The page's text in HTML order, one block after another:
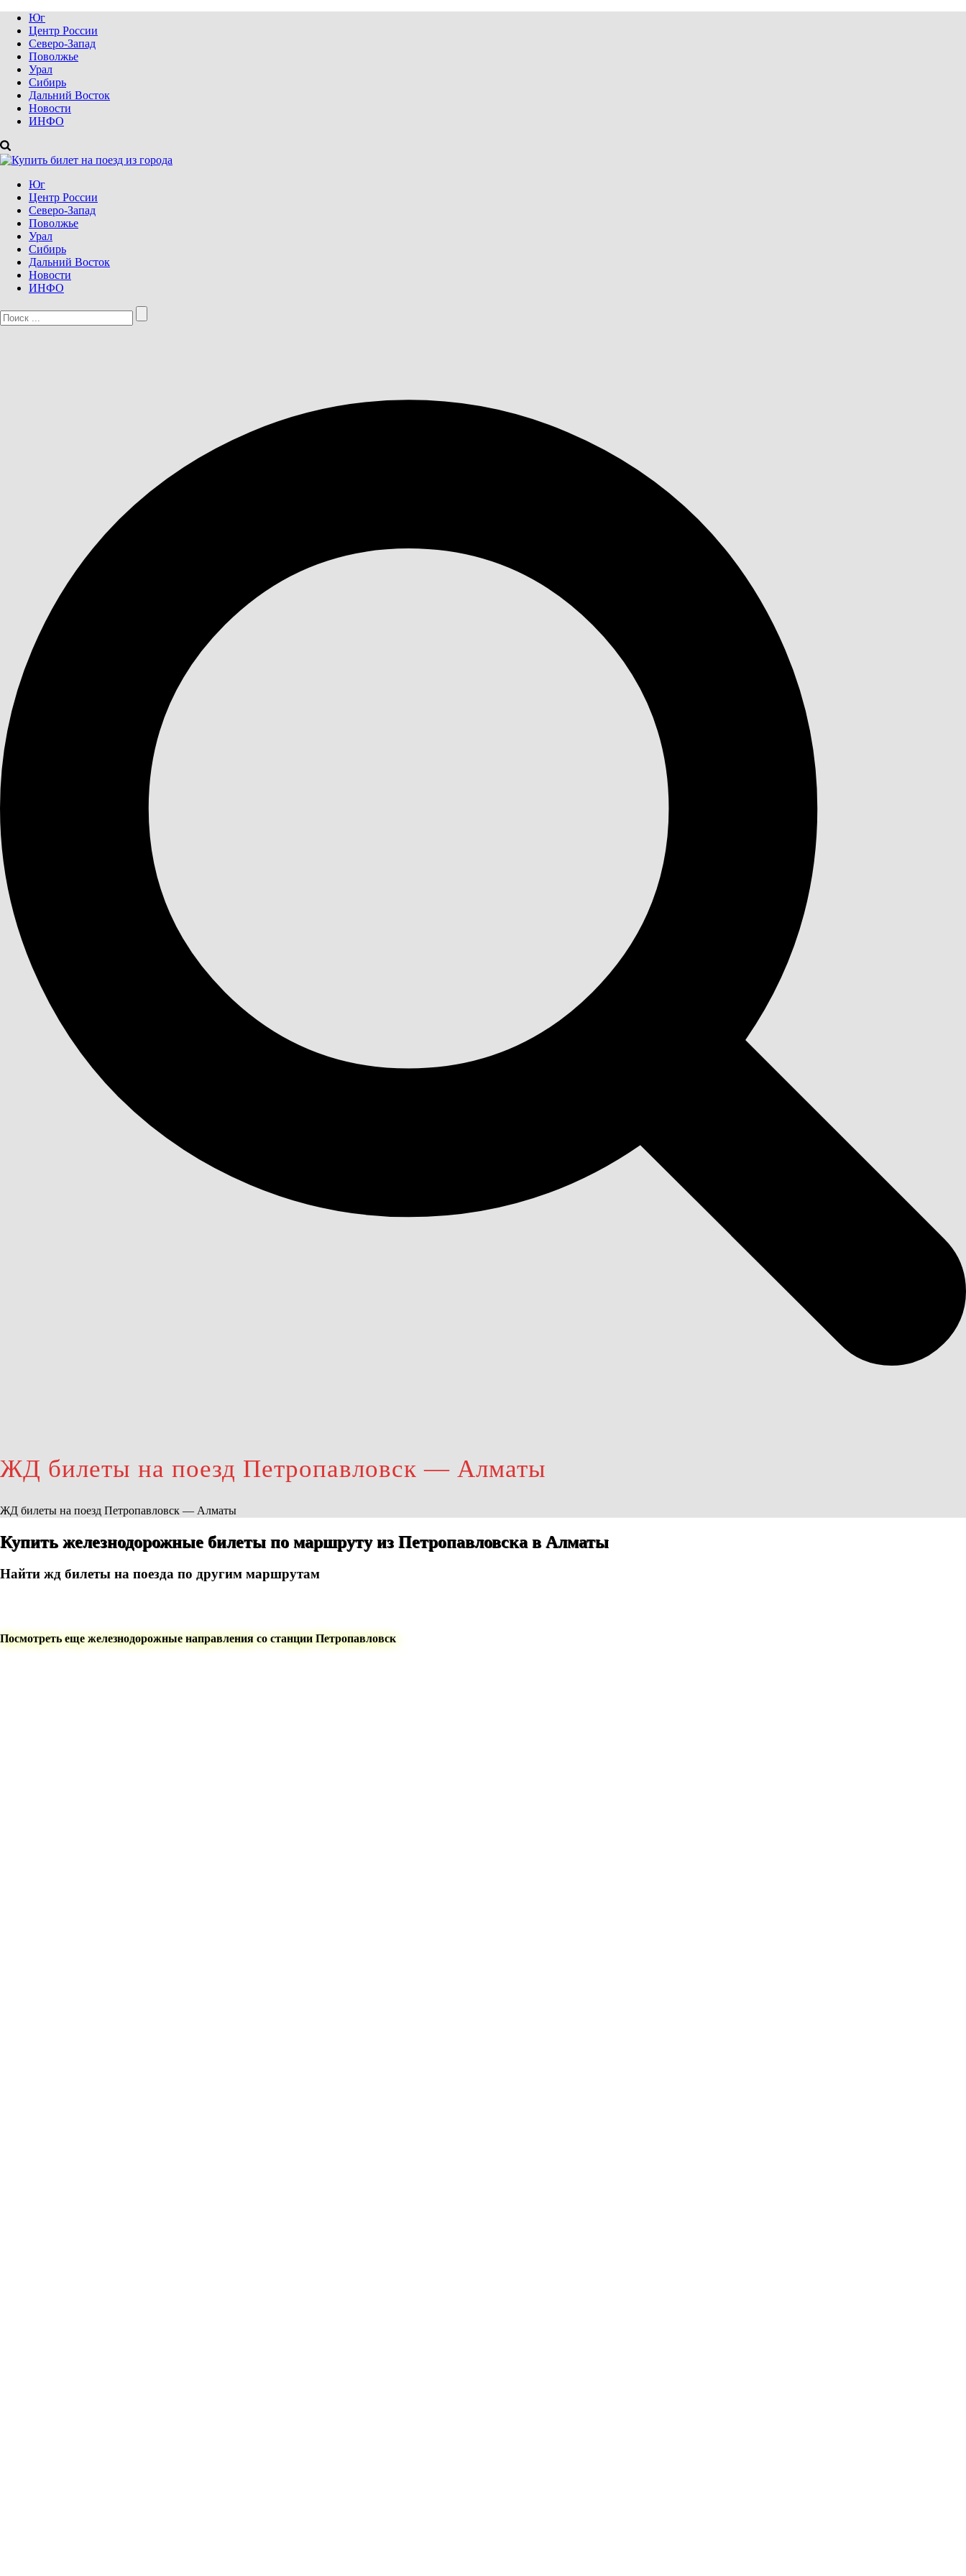
Юг
Центр России
Северо-Запад
Поволжье
Урал
Сибирь
Дальний Восток
Новости
ИНФО
Юг
Центр России
Северо-Запад
Поволжье
Урал
Сибирь
Дальний Восток
Новости
ИНФО
ЖД билеты на поезд Петропавловск — Алматы
ЖД билеты на поезд Петропавловск — Алматы
Купить железнодорожные билеты по маршруту из Петропавловска в Алматы
Найти жд билеты на поезда по другим маршрутам
Посмотреть еще железнодорожные направления со станции Петропавловск